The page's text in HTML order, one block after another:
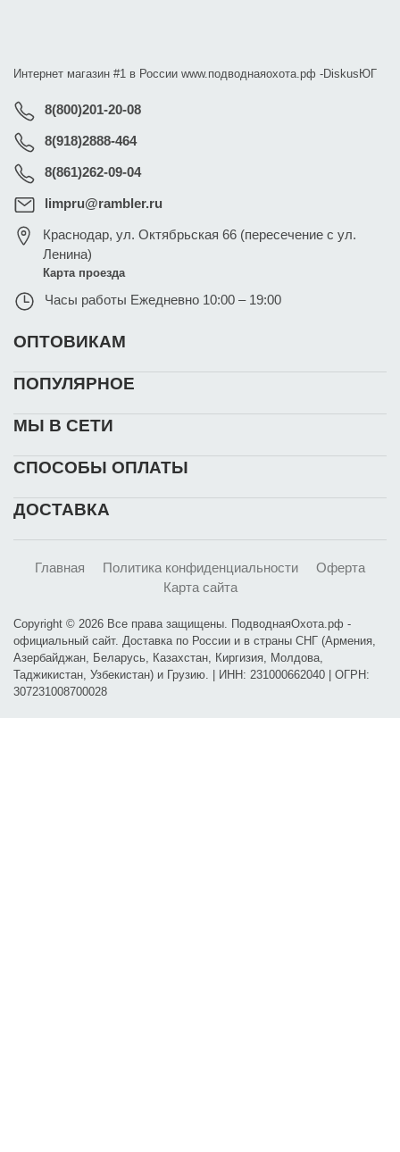
Интернет магазин #1 в России www.подводнаяохота.рф -DiskusЮГ
8(800)201-20-08
8(918)2888-464
8(861)262-09-04
limpru@rambler.ru
Краснодар,ул. Октябрьская 66 (пересечение с ул.
Ленина)
Карта проезда
Часы работы Ежедневно 10:00 – 19:00
ОПТОВИКАМ
ПОПУЛЯРНОЕ
МЫ В СЕТИ
СПОСОБЫ ОПЛАТЫ
ДОСТАВКА
Главная Политика конфиденциальности
Оферта
Карта сайта
Copyright © 2026 Все права защищены. ПодводнаяОхота.рф -
официальный сайт. Доставка по России и в страны СНГ (Армения,
Азербайджан, Беларусь, Казахстан, Киргизия, Молдова,
Таджикистан, Узбекистан) и Грузию. | ИНН: 231000662040 | ОГРН:
307231008700028